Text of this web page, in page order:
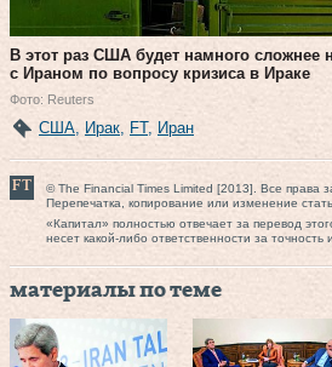
В этот раз США будет намного сложнее
с Ираном по вопросу кризиса в Ираке
Фото: Reuters
США Ирак FT, Иран
© The Financial Times Limited [2013]. Все права
Перепечатка, копирование или изменение
«Капитал» полностью отвечает за перевод
несет какой-либо ответственности за точность
материалы по теме